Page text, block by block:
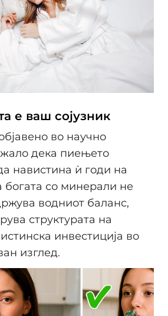
е ваш сојузник
во научно
дека пиењето
навистина ѝ годи на
богата со минерали не
водниот баланс,
структурата на
инвестиција во
изглед.